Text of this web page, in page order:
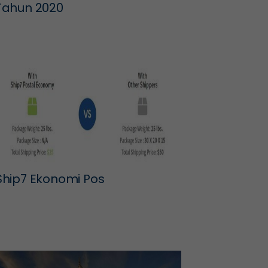
2020
Ekonomi Pos